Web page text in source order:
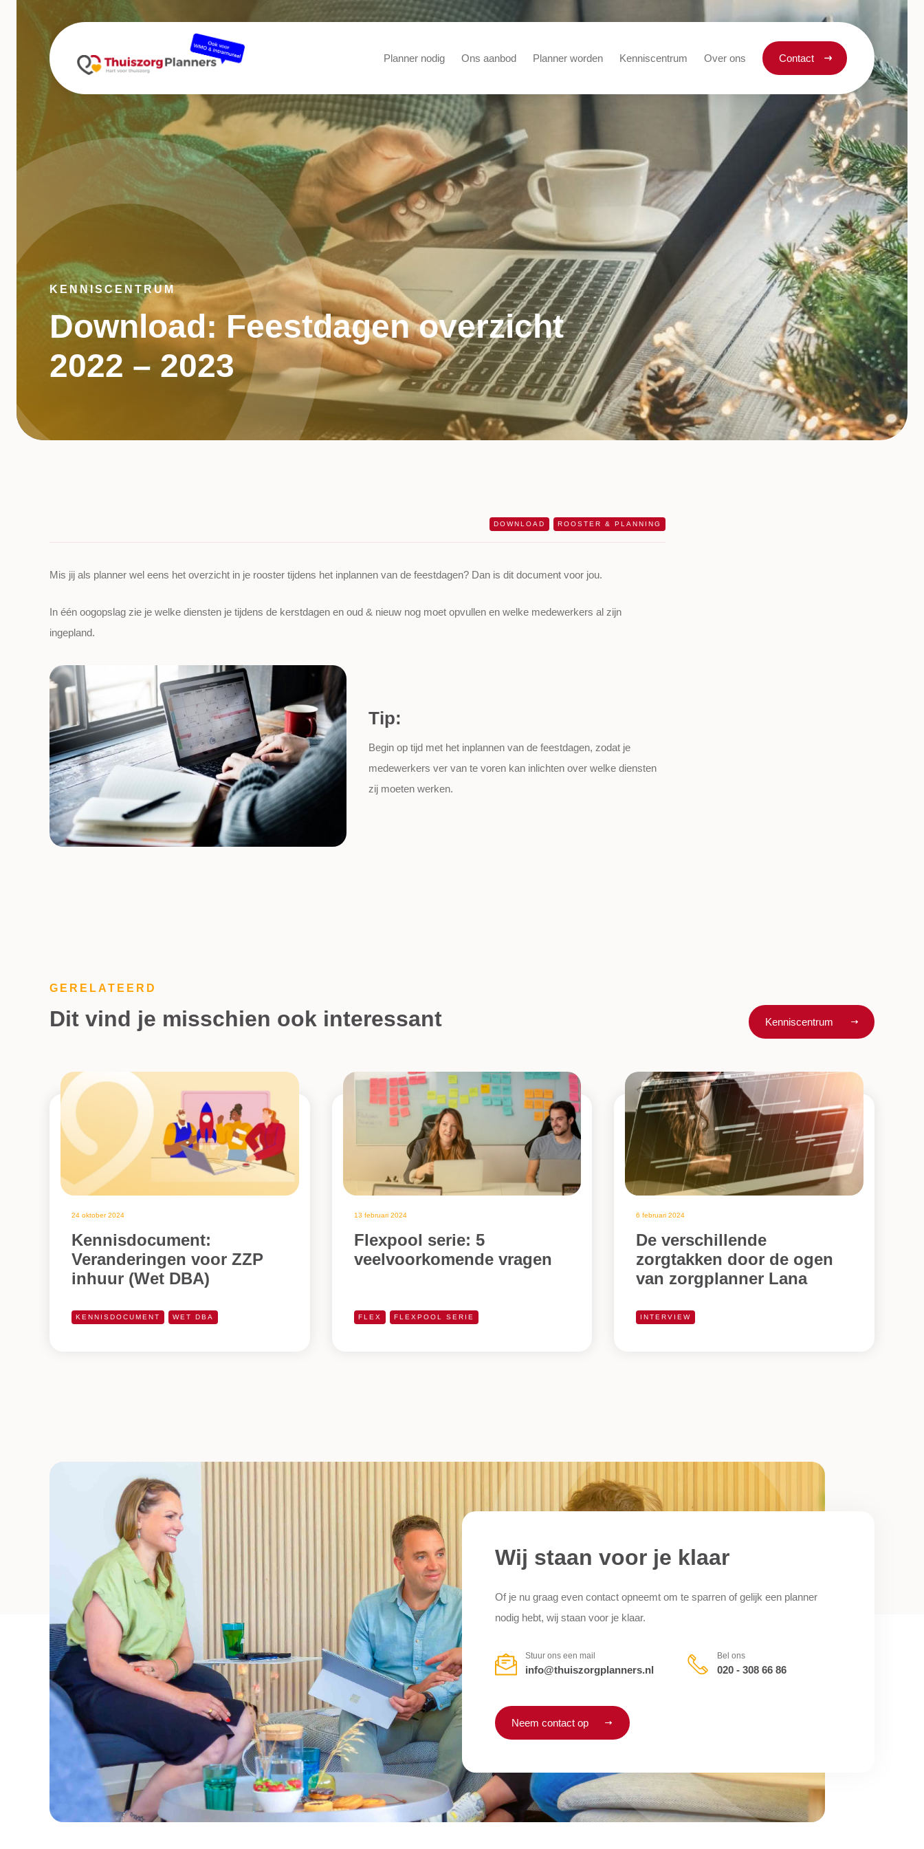
Planner nodig Ons aanbod Planner worden Kenniscentrum Over ons Contact
KENNISCENTRUM
Download: Feestdagen overzicht
2022 – 2023
DOWNLOAD ROOSTER & PLANNING
Mis jij als planner wel eens het overzicht in je rooster tijdens het inplannen van de feestdagen? Dan is dit document voor jou.
In één oogopslag zie je welke diensten je tijdens de kerstdagen en oud & nieuw nog moet opvullen en welke medewerkers al zijn
ingepland.
Tip:
Begin op tijd met het inplannen van de feestdagen, zodat je
medewerkers ver van te voren kan inlichten over welke diensten
zij moeten werken.
GERELATEERD
Dit vind je misschien ook interessant Kenniscentrum
24 oktober 2024
Kennisdocument:
Veranderingen voor ZZP
inhuur (Wet DBA)
KENNISDOCUMENT WET DBA
13 februari 2024
Flexpool serie: 5
veelvoorkomende vragen
FLEX FLEXPOOL SERIE
6 februari 2024
De verschillende
zorgtakken door de ogen
van zorgplanner Lana
INTERVIEW
Wij staan voor je klaar
Of je nu graag even contact opneemt om te sparren of gelijk een planner
nodig hebt, wij staan voor je klaar.
Stuur ons een mail
info@thuiszorgplanners.nl
Bel ons
020 - 308 66 86
Neem contact op